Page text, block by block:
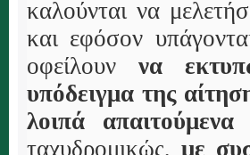
καλούνται να
και εφόσον
οφείλουν να
υπόδειγμα της
λοιπά απαιτούμενα
ταχυδρομικώς,με